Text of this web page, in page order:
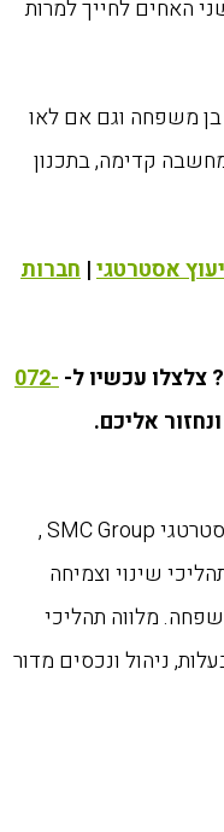
האחים לחייך למרות
משפחה וגם אם לאו
קדימה, בתכנון
אסטרטגי| חברות
צלצלו עכשיו ל-072-
אליכם.
תמר אדלר, מנכ"לית חברת הייעוץ האסטרטגי SMC Group ,
שינוי וצמיחה
מלווה תהליכי
ניהול ונכסים מדור